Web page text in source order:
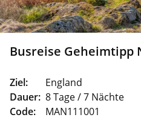
Busreise Geheimtipp
Ziel:
England
Dauer: 8 Tage / 7 Nächte
Code:
MAN111001